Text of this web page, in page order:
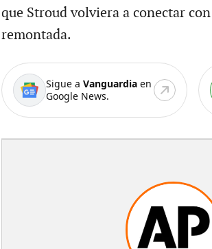
que Stroud volviera a conectar con
remontada.
Sigue a Vanguardiaen
Google News.